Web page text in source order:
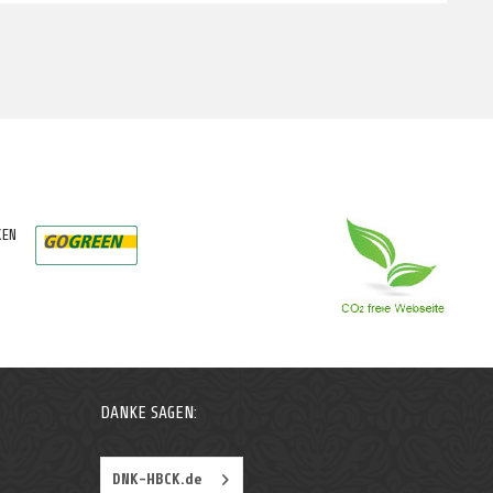
DANKE SAGEN:
DNK-HBCK.de